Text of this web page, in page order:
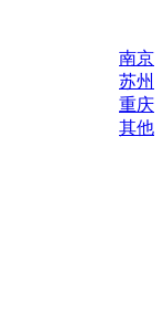
南京
苏州
重庆
其他